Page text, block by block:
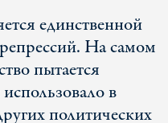
единственной
На самом
пытается
в
политических